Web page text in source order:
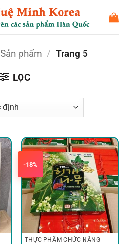
Sản phẩm / Trang 5
LỌC
-18%
THỰC PHẨM CHỨC NĂNG